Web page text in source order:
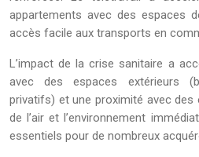
appartements avec des espaces
accès facile aux transports en
L’impact de la crise sanitaire a
avec des espaces extérieurs
privatifs) et une proximité avec des
de l’air et l’environnement
essentiels pour de nombreux